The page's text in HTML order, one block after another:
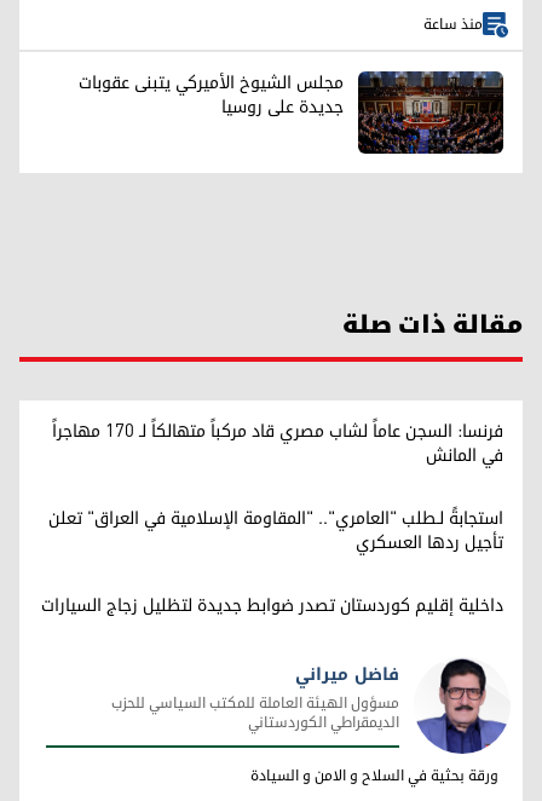
منذ ساعة
مجلس الشيوخ الأميركي يتبنى عقوبات
جديدة على روسيا
مقالة ذات صلة
فرنسا: السجن عاماً لشاب مصري قاد مركباً متهالكاً لـ 170 مهاجراً
في المانش
استجابةً لـطلب "العامري".. "المقاومة الإسلامية في العراق" تعلن
تأجيل ردها العسكري
داخلية إقليم كوردستان تصدر ضوابط جديدة لتظليل زجاج السيارات
فاضل ميراني
فاضل ميراني
مسؤول الهيئة العاملة للمكتب السياسي للحزب
الديمقراطي الكوردستاني
ورقة بحثية في السلاح و الامن و السيادة